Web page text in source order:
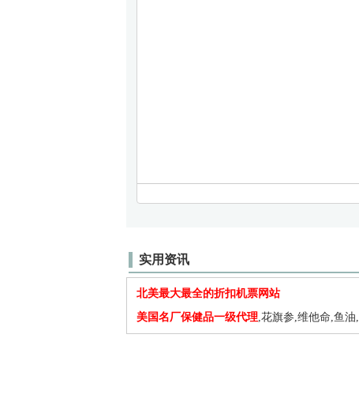
实用资讯
北美最大最全的折扣机票网站
美国名厂保健品一级代理,花旗参,维他命,鱼油